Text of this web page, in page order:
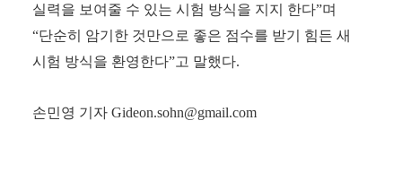
실력을 보여줄 수 있는 시험 방식을 지지 한다”며
“단순히 암기한 것만으로 좋은 점수를 받기 힘든 새
시험 방식을 환영한다”고 말했다.
손민영 기자 Gideon.sohn@gmail.com